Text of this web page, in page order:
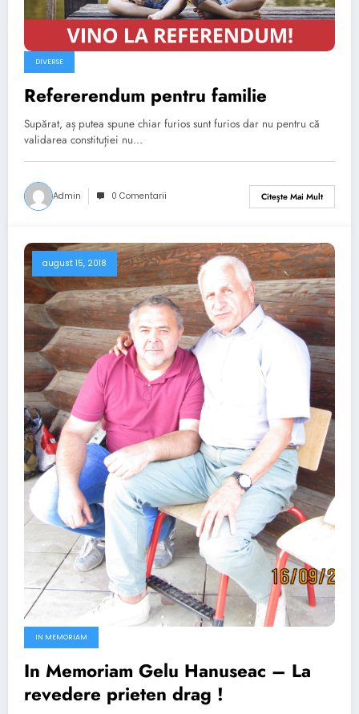
DIVERSE
Refererendum pentru familie
Supărat, aș putea spune chiar furios sunt furios dar nu pentru că
validarea constituției nu…
Admin 0 Comentarii Citește Mai Mult
august 15, 2018
IN MEMORIAM
In Memoriam Gelu Hanuseac – La
revedere prieten drag !